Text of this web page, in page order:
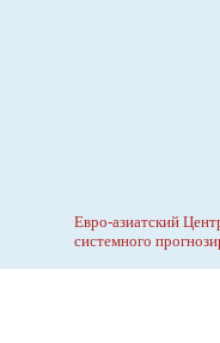
Евро-азиатский
системного